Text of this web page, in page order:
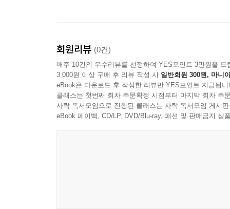
회원리뷰 (0건)
매주 10건의 우수리뷰를 선정하여 YES포인트 3만원을 드
3,000원 이상 구매 후 리뷰 작성 시 일반회원 300원, 마니
eBook은 다운로드 후 작성한 리뷰만 YES포인트 지급됩니
클래스는 첫번째 회차 주문확정 시점부터 마지막 회차 주
사락 독서모임으로 진행된 클래스는 사락 독서모임 게시
eBook 페이백, CD/LP, DVD/Blu-ray, 패션 및 판매금지 상